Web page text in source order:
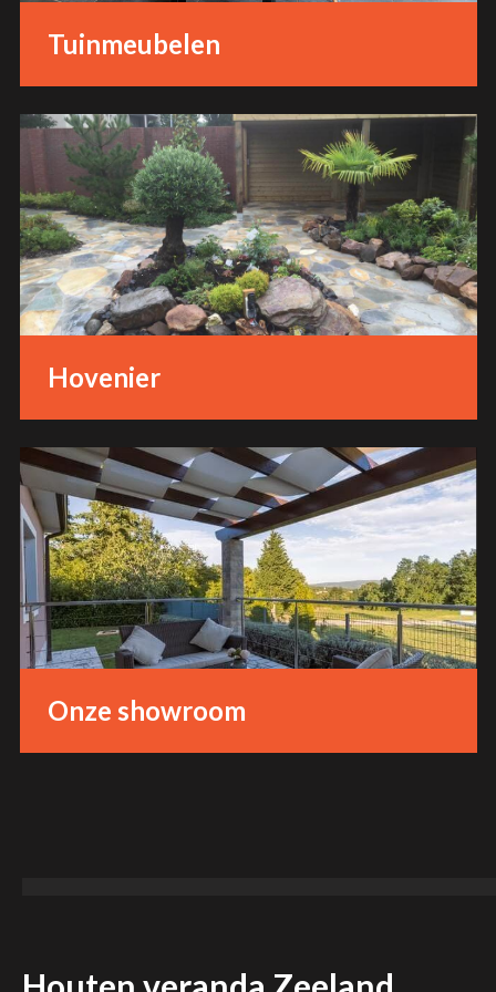
Tuinmeubelen
Hovenier
Onze showroom